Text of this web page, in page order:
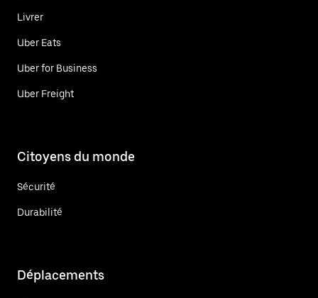
Livrer
Uber Eats
Uber for Business
Uber Freight
Citoyens du monde
Sécurité
Durabilité
Déplacements